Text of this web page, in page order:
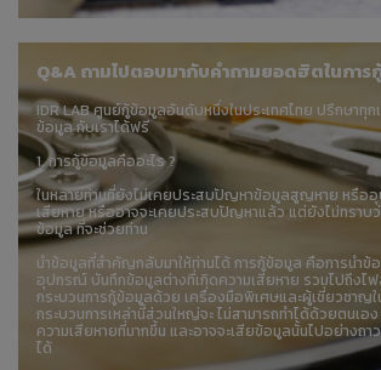
Q&A ถามไปตอบมากับคำถามยอดฮิตในกา
IDR LAB ศูนย์กู้ข้อมูลอันดับหนึ่งในประเทศไทย ปรึกษาทุก
ข้อมูล กับเราได้ฟรี
1. การกู้ข้อมูลคืออะไร ?
ในหลายท่านที่ยังไม่เคยประสบปัญหาข้อมูลสูญหาย หรื
เสียหาย หรืออาจจะเคยประสบปัญหาแล้ว แต่ยังไม่ทราบ
ข้อมูล ที่จะช่วยท่าน
นำข้อมูลที่สำคัญกลับมาให้ท่านได้ การกู้ข้อมูล คือการนำข้
อุปกรณ์ บันทึกข้อมูลต่างที่เกิดความเสียหาย รวมไปถึงไฟ
กระบวนการกู้ข้อมูลด้วย เครื่องมือพิเศษและผู้เชี่ยวชาญ
กระบวนการเหล่านี้ส่วนใหญ่จะ ไม่สามารถทำได้ด้วยตนเอง
ความเสียหายที่มากขึ้น และอาจจะเสียข้อมูลนั้นไปอย่างถา
ได้